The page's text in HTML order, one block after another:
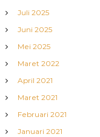
Juli 2025
Juni 2025
Mei 2025
Maret 2022
April 2021
Maret 2021
Februari 2021
Januari 2021